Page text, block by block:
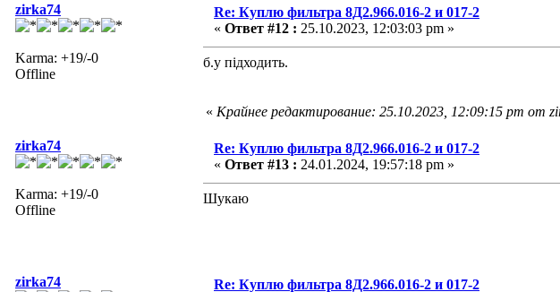
zirka74
Karma: +19/-0
Offline
Re: Куплю фильтра 8Д2.966.016-2 и 017-2
« Ответ #12 : 25.10.2023, 12:03:03 pm »
б.у підходить.
« Крайнее редактирование: 25.10.2023, 12:09:15 pm от
zirka74
Karma: +19/-0
Offline
Re: Куплю фильтра 8Д2.966.016-2 и 017-2
« Ответ #13 : 24.01.2024, 19:57:18 pm »
Шукаю
zirka74 Re: Куплю фильтра 8Д2.966.016-2 и 017-2